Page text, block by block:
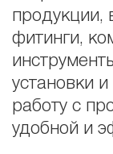
продукции,
фитинги,
установки
работу с
удобной и